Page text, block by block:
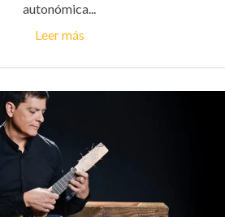
autonómica...
Leer más